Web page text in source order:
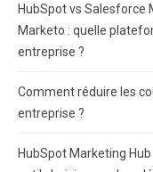
HubSpot vs Salesforce
Marketo : quelle
entreprise ?
Comment réduire les
entreprise ?
HubSpot Marketing